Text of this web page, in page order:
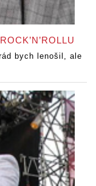
bych lenošil, ale